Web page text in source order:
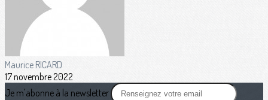
Maurice RICARD
17 novembre 2022
Je m'abonne à la newsletter